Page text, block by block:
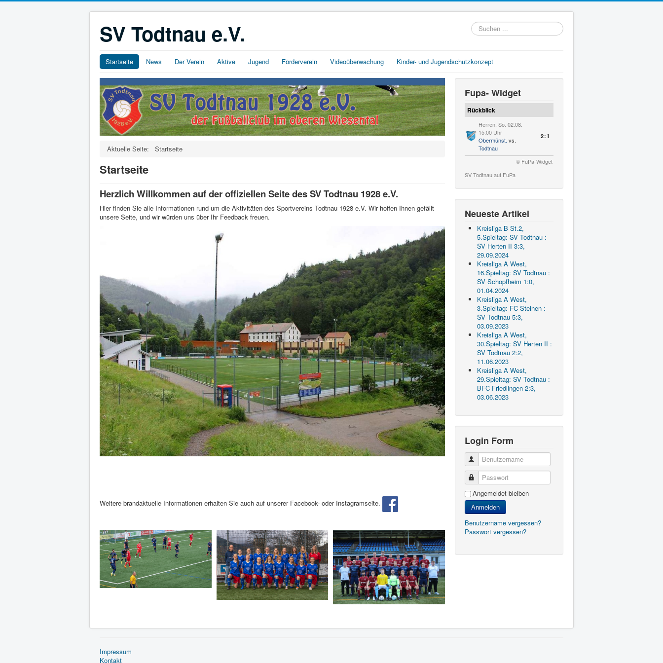
SV Todtnau e.V.
Suchen
...
Startseite News Der Verein Aktive Jugend Förderverein Videoüberwachung Kinder- und Jugendschutzkonzept
Aktuelle Seite: Startseite
Startseite
Herzlich Willkommen auf der offiziellen Seite des SV Todtnau 1928 e.V.
Hier finden Sie alle Informationen rund um die Aktivitäten des Sportvereins Todtnau 1928 e.V. Wir hoffen Ihnen gefällt
unsere Seite, und wir würden uns über Ihr Feedback freuen.
Weitere brandaktuelle Informationen erhalten Sie auch auf unserer Facebook- oder Instagramseite.
Fupa- Widget
Rückblick
Herren, So. 02.08.
15:00 Uhr
Obermünst. vs.
Todtnau
2:1
© FuPa-Widget
SV Todtnau auf FuPa
Neueste Artikel
Kreisliga B St.2,
5.Spieltag: SV Todtnau :
SV Herten II 3:3,
29.09.2024
Kreisliga A West,
16.Spieltag: SV Todtnau :
SV Schopfheim 1:0,
01.04.2024
Kreisliga A West,
3.Spieltag: FC Steinen :
SV Todtnau 5:3,
03.09.2023
Kreisliga A West,
30.Spieltag: SV Herten II :
SV Todtnau 2:2,
11.06.2023
Kreisliga A West,
29.Spieltag: SV Todtnau :
BFC Friedlingen 2:3,
03.06.2023
Login Form
Benutzername
Passwort
Angemeldet bleiben
Anmelden
Benutzername vergessen?
Passwort vergessen?
Impressum
Kontakt